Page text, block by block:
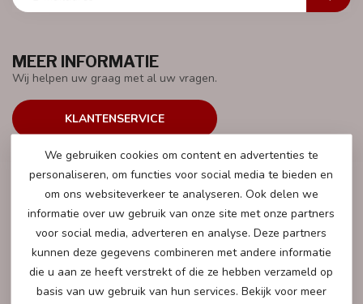
MEER INFORMATIE
Wij helpen uw graag met al uw vragen.
KLANTENSERVICE
ATOYS.NL
Mensfortweg 26
5627BR Eindhoven
Nederland
We gebruiken cookies om content en advertenties te
personaliseren, om functies voor social media te bieden en
om ons websiteverkeer te analyseren. Ook delen we
informatie over uw gebruik van onze site met onze partners
voor social media, adverteren en analyse. Deze partners
kunnen deze gegevens combineren met andere informatie
die u aan ze heeft verstrekt of die ze hebben verzameld op
basis van uw gebruik van hun services. Bekijk voor meer